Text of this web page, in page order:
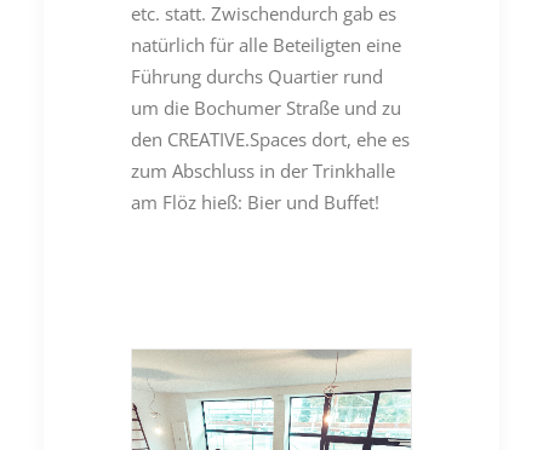
etc. statt. Zwischendurch gab es
natürlich für alle Beteiligten eine
Führung durchs Quartier rund
um die Bochumer Straße und zu
den CREATIVE.Spaces dort, ehe es
zum Abschluss in der Trinkhalle
am Flöz hieß: Bier und Buffet!